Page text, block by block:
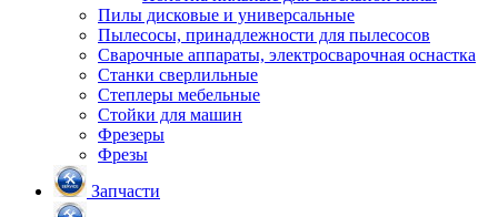
Пилы дисковые и универсальные
Пылесосы, принадлежности для пылесосов
Сварочные аппараты, электросварочная оснастка
Станки сверлильные
Степлеры мебельные
Стойки для машин
Фрезеры
Фрезы
Запчасти